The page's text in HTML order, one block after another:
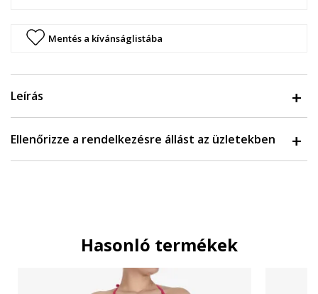
Mentés a kívánságlistába
Leírás
Ellenőrizze a rendelkezésre állást az üzletekben
Hasonló termékek